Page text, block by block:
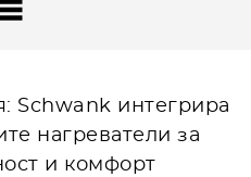
Schwank интегрира
нагреватели за
и комфорт